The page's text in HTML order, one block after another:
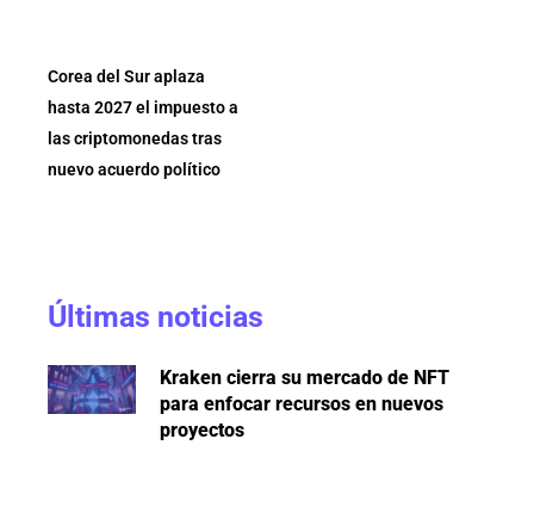
Corea del Sur aplaza
hasta 2027 el impuesto a
las criptomonedas tras
nuevo acuerdo político
Últimas noticias
Kraken cierra su mercado de NFT
para enfocar recursos en nuevos
proyectos